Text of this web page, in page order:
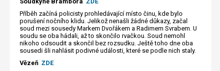
Příběh začíná policisty prohledávající místo činu, kde bylo
porušení nočního klidu. Jelikož nenašli žádné důkazy, začal
soud mezi sousedy Markem Dvořákem a Radimem Svrabem. U
soudu se oba hádali, až to skončilo rvačkou. Soud nemohl
nikoho odsoudit a skončil bez rozsudku. Ještě toho dne oba
sousedi šli nahlásit podivné události, které se podle nich staly.
Vězeň ZDE